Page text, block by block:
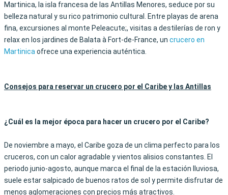
Martinica, la isla francesa de las Antillas Menores, seduce por su
belleza natural y su rico patrimonio cultural. Entre playas de arena
fina, excursiones al monte Peleacute;, visitas a destilerías de ron y
relax en los jardines de Balata à Fort-de-France, un crucero en
Martinicaofrece una experiencia auténtica.
Consejos para reservar un crucero por el Caribe y las Antillas
¿ Cuál es la mejor época para hacer un crucero por el Caribe?
De noviembre a mayo, el Caribe goza de un clima perfecto para los
cruceros, con un calor agradable y vientos alisios constantes. El
periodo junio-agosto, aunque marca el final de la estación lluviosa,
suele estar salpicado de buenos ratos de sol y permite disfrutar de
menos aglomeraciones con precios más atractivos.